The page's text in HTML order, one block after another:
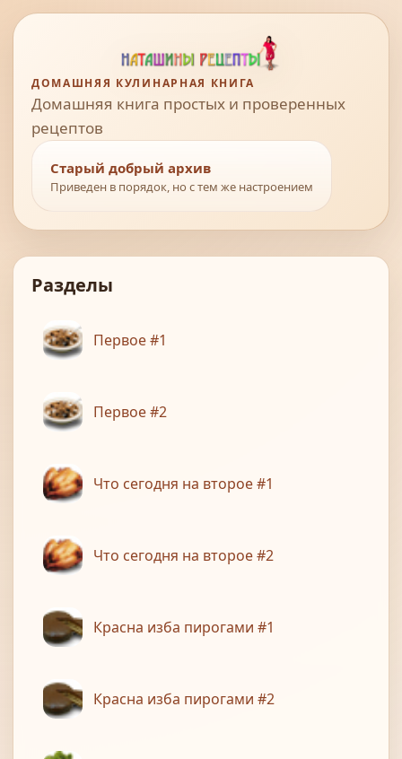
ДОМАШНЯЯ КУЛИНАРНАЯ КНИГА
Домашняя книга простых и проверенных
рецептов
Старый добрый архив
Приведен в порядок, но с тем же настроением
Разделы
Первое #1
Первое #2
Что сегодня на второе #1
Что сегодня на второе #2
Красна изба пирогами #1
Красна изба пирогами #2